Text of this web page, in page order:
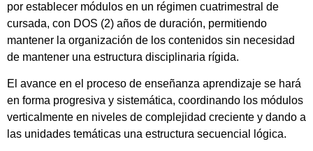
por establecer módulos en un régimen cuatrimestral de
cursada, con DOS (2) años de duración, permitiendo
mantener la organización de los contenidos sin necesidad
de mantener una estructura disciplinaria rígida.
El avance en el proceso de enseñanza aprendizaje se hará
en forma progresiva y sistemática, coordinando los módulos
verticalmente en niveles de complejidad creciente y dando a
las unidades temáticas una estructura secuencial lógica.